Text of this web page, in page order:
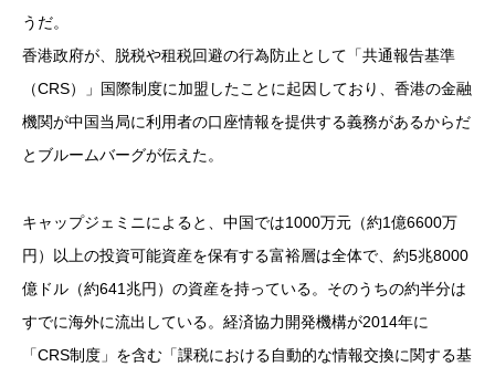
うだ。
香港政府が、脱税や租税回避の行為防止として「共通報告基準
（CRS）」国際制度に加盟したことに起因しており、香港の金融
機関が中国当局に利用者の口座情報を提供する義務があるからだ
とブルームバーグが伝えた。
キャップジェミニによると、中国では1000万元（約1億6600万
円）以上の投資可能資産を保有する富裕層は全体で、約5兆8000
億ドル（約641兆円）の資産を持っている。そのうちの約半分は
すでに海外に流出している。経済協力開発機構が2014年に
「CRS制度」を含む「課税における自動的な情報交換に関する基